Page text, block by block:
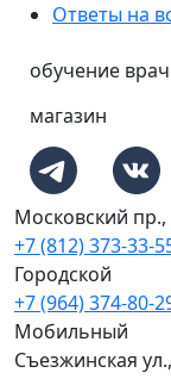
Ответы на
обучение
магазин
Московский пр.,
+7 (812) 373-33-
Городской
+7 (964) 374-80-
Мобильный
Съезжинская